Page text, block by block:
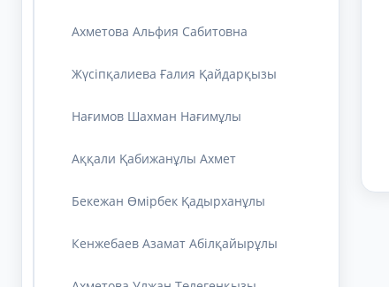
Ахметова Альфия Сабитовна
Жүсіпқалиева Ғалия Қайдарқызы
Нағимов Шахман Нағимұлы
Аққали Қабижанұлы Ахмет
Бекежан Өмірбек Қадырханұлы
Кенжебаев Азамат Абілқайырұлы